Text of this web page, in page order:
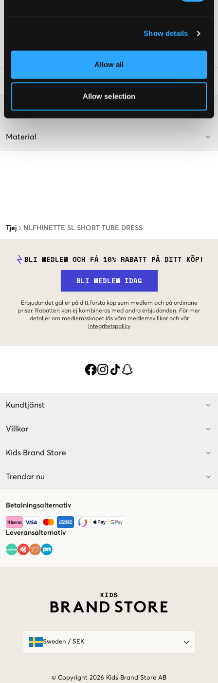
Show details
Allow all
Allow selection
Tjej NLFHINETTE SL SHORT TUBE DRESS
Art.nr
Tvättråd:
Mer information om tvättråd
Material
BLI MEDLEM OCH FÅ 10% RABATT PÅ DITT KÖP!
BLI MEDLEM IDAG
Erbjudandet gäller på ditt första köp som medlem och på ordinarie
priser. Rabatten kan ej kombineras med andra erbjudanden. För mer
detaljer om medlemsskapet läs våra medlemsvillkor och vår
integritetspolicy
Kundtjänst
Villkor
Kids Brand Store
Trendar nu
Betalningsalternativ
Leveransalternativ
Sweden / SEK
© Copyright 2026 Kids Brand Store AB